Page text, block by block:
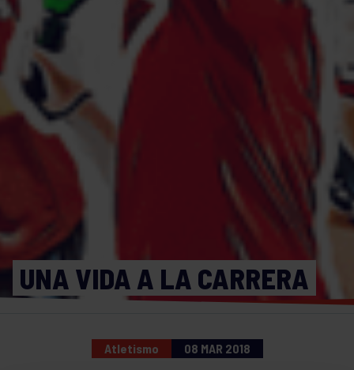
UNA VIDA A LA CARRERA
Atletismo 08 MAR 2018